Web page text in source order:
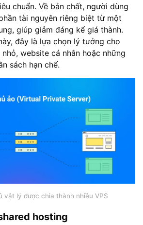
chuẩn. Về bản chất, người dùng
tài nguyên riêng biệt từ một
giúp giảm đáng kể giá thành.
đây là lựa chọn lý tưởng cho
website cá nhân hoặc những
sách hạn chế.
vật lý được chia thành nhiều VPS
hosting